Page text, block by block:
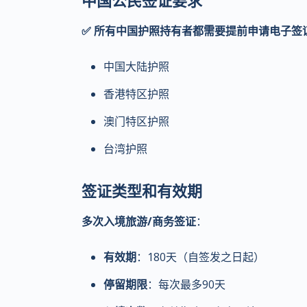
✅ 所有中国护照持有者都需要提前申请电子签
中国大陆护照
香港特区护照
澳门特区护照
台湾护照
签证类型和有效期
多次入境旅游/商务签证：
有效期：180天（自签发之日起）
停留期限：每次最多90天